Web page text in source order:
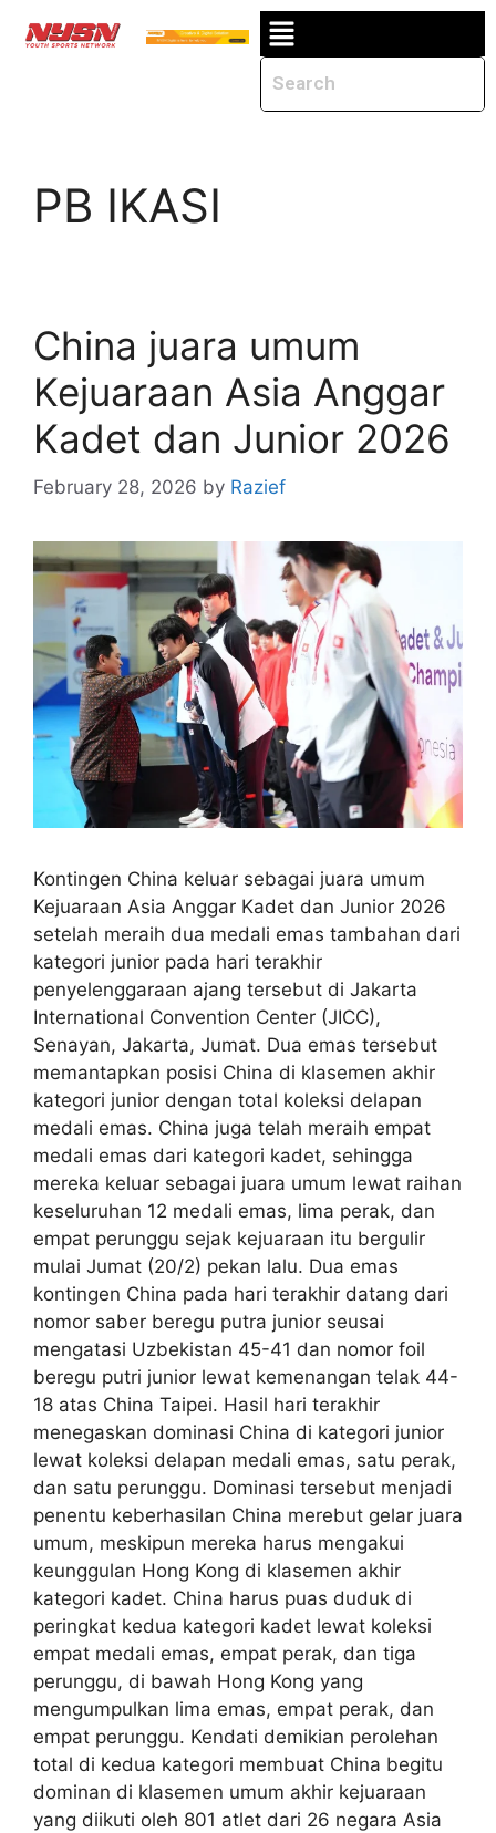
PB IKASI
China juara umum
Kejuaraan Asia Anggar
Kadet dan Junior 2026
February 28, 2026 by Razief
Kontingen China keluar sebagai juara umum
Kejuaraan Asia Anggar Kadet dan Junior 2026
setelah meraih dua medali emas tambahan dari
kategori junior pada hari terakhir
penyelenggaraan ajang tersebut di Jakarta
International Convention Center (JICC),
Senayan, Jakarta, Jumat. Dua emas tersebut
memantapkan posisi China di klasemen akhir
kategori junior dengan total koleksi delapan
medali emas. China juga telah meraih empat
medali emas dari kategori kadet, sehingga
mereka keluar sebagai juara umum lewat raihan
keseluruhan 12 medali emas, lima perak, dan
empat perunggu sejak kejuaraan itu bergulir
mulai Jumat (20/2) pekan lalu. Dua emas
kontingen China pada hari terakhir datang dari
nomor saber beregu putra junior seusai
mengatasi Uzbekistan 45-41 dan nomor foil
beregu putri junior lewat kemenangan telak 44-
18 atas China Taipei. Hasil hari terakhir
menegaskan dominasi China di kategori junior
lewat koleksi delapan medali emas, satu perak,
dan satu perunggu. Dominasi tersebut menjadi
penentu keberhasilan China merebut gelar juara
umum, meskipun mereka harus mengakui
keunggulan Hong Kong di klasemen akhir
kategori kadet. China harus puas duduk di
peringkat kedua kategori kadet lewat koleksi
empat medali emas, empat perak, dan tiga
perunggu, di bawah Hong Kong yang
mengumpulkan lima emas, empat perak, dan
empat perunggu. Kendati demikian perolehan
total di kedua kategori membuat China begitu
dominan di klasemen umum akhir kejuaraan
yang diikuti oleh 801 atlet dari 26 negara Asia